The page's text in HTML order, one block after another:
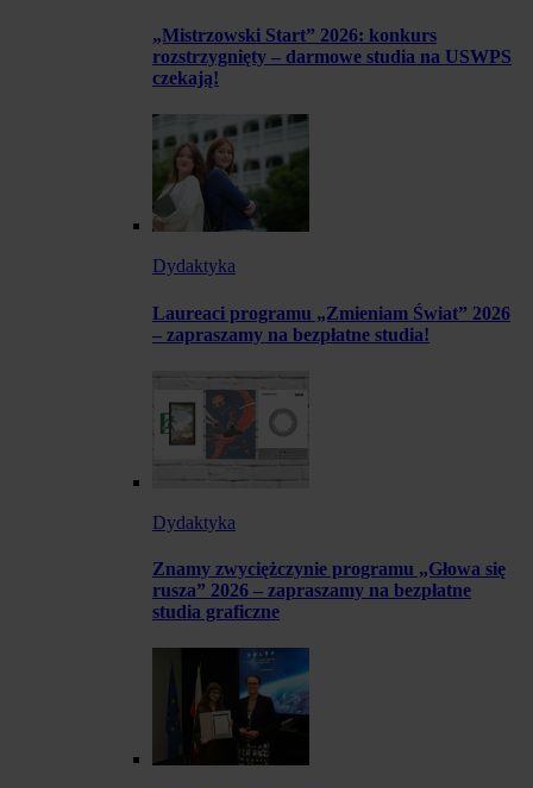
„Mistrzowski Start” 2026: konkurs
rozstrzygnięty – darmowe studia na USWPS
czekają!
Dydaktyka
Laureaci programu „Zmieniam Świat” 2026
– zapraszamy na bezpłatne studia!
Dydaktyka
Znamy zwyciężczynie programu „Głowa się
rusza” 2026 – zapraszamy na bezpłatne
studia graficzne